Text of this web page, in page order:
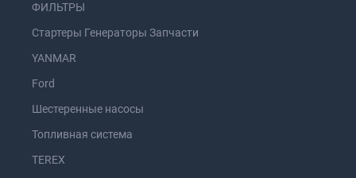
ФИЛЬТРЫ
Стартеры Генераторы Запчасти
YANMAR
Ford
Шестеренные насосы
Топливная система
TEREX